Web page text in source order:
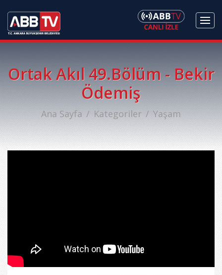
Ortak Akıl 49.Bölüm - Bekir
Ödemiş
Ana Sayfa Kategoriler Yaşam